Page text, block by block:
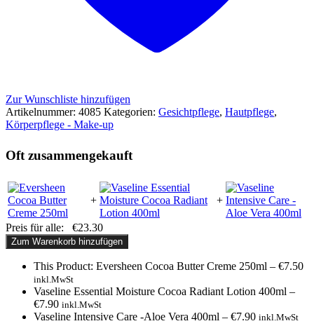
Zur Wunschliste hinzufügen
Artikelnummer: 4085 Kategorien: Gesichtpflege, Hautpflege,
Körperpflege - Make-up
Oft zusammengekauft
+ +
Preis für alle: €23.30
Zum Warenkorb hinzufügen
This Product: Eversheen Cocoa Butter Creme 250ml – €7.50
inkl.MwSt
Vaseline Essential Moisture Cocoa Radiant Lotion 400ml –
€7.90 inkl.MwSt
Vaseline Intensive Care -Aloe Vera 400ml – €7.90 inkl.MwSt